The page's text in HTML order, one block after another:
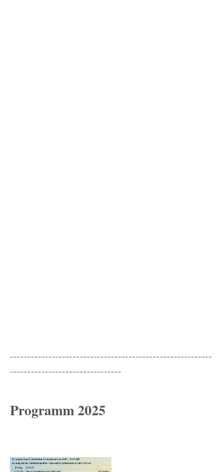
----------------------------------------------------------
--------------------------------
Programm 2025